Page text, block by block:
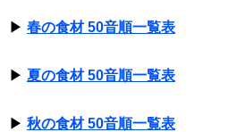
▶ 春の食材 50音順一覧表
▶ 夏の食材 50音順一覧表
▶ 秋の食材 50音順一覧表